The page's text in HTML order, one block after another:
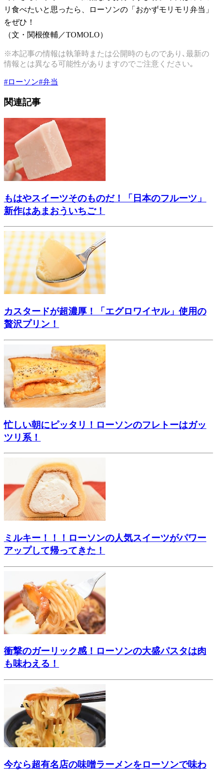
リ食べたいと思ったら、ローソンの「おかずモリモリ弁当」
をぜひ！
（文・関根僚輔／TOMOLO）
※本記事の情報は執筆時または公開時のものであり､最新の
情報とは異なる可能性がありますのでご注意ください｡
#ローソン#弁当
関連記事
もはやスイーツそのものだ！「日本のフルーツ」
新作はあまおういちご！
カスタードが超濃厚！「エグロワイヤル」使用の
贅沢プリン！
忙しい朝にピッタリ！ローソンのフレトーはガッ
ツリ系！
ミルキー！！！ローソンの人気スイーツがパワー
アップして帰ってきた！
衝撃のガーリック感！ローソンの大盛パスタは肉
も味わえる！
今なら超有名店の味噌ラーメンをローソンで味わ